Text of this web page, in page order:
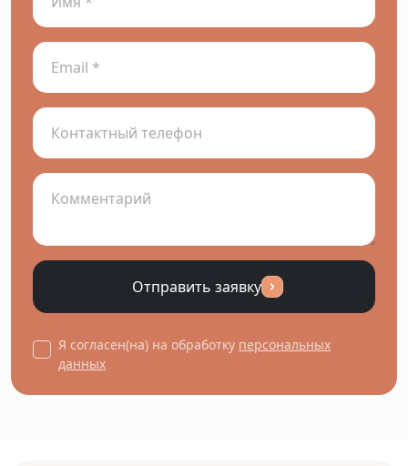
Отправить заявку
Я согласен(на) на обработку персональных
данных